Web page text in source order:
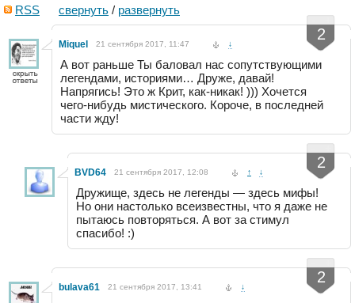
RSS свернуть / развернуть
2
Miquel 21 сентября 2017, 11:47 ↓
А вот раньше Ты баловал нас сопутствующими
легендами, историями… Друже, давай!
Напрягись! Это ж Крит, как-никак! ))) Хочется
чего-нибудь мистического. Короче, в последней
части жду!
2
BVD64 21 сентября 2017, 12:08 ↑ ↓
Дружище, здесь не легенды — здесь мифы!
Но они настолько всеизвестны, что я даже не
пытаюсь повторяться. А вот за стимул
спасибо! :)
2
bulava61 21 сентября 2017, 13:41 ↓